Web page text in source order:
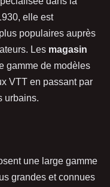
elle est
populaires auprès
Les magasin
gamme de modèles
VTT en passant par
urbains.
une large gamme
grandes et connues